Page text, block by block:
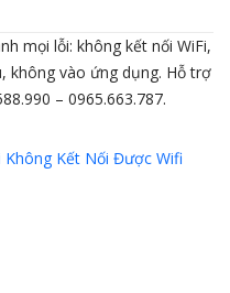
mọi lỗi: không kết nối WiFi,
không vào ứng dụng. Hỗ trợ
– 0965.663.787.